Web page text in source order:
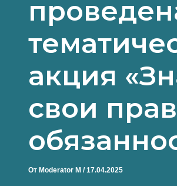
акция
свои
От Moderator M /17.04.2025